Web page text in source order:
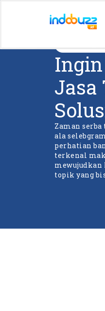
Jasa
Zaman
ala
perhatian
terkenal
mewujudkan
topik yang